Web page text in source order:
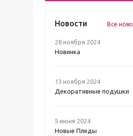
Новости Все
28 ноября 2024
Новинка
13 ноября 2024
Декоративные подушки
5 июня 2024
Новые Пледы